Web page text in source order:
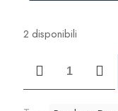
2 disponibili
DonnaOro
Bimba